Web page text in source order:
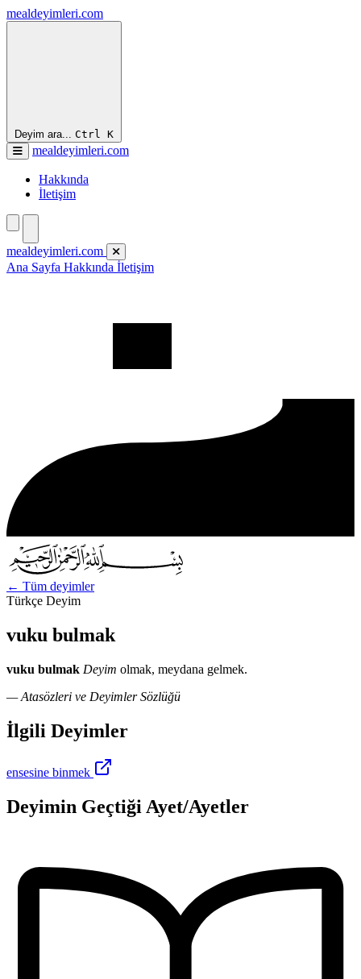
mealdeyimleri.com
Deyim ara... Ctrl K
mealdeyimleri.com
Hakkında
İletişim
mealdeyimleri.com
Ana Sayfa Hakkında İletişim
← Tüm deyimler
Türkçe Deyim
vuku bulmak
vuku bulmak Deyim olmak, meydana gelmek.
— Atasözleri ve Deyimler Sözlüğü
İlgili Deyimler
ensesine binmek
Deyimin Geçtiği Ayet/Ayetler